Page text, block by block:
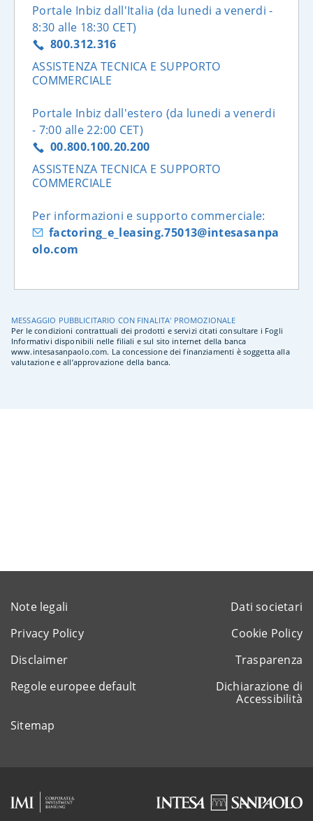
Portale Inbiz dall'Italia (da lunedi a venerdi -
8:30 alle 18:30 CET)
800.312.316
ASSISTENZA TECNICA E SUPPORTO
COMMERCIALE
Portale Inbiz dall'estero (da lunedi a venerdi
- 7:00 alle 22:00 CET)
00.800.100.20.200
ASSISTENZA TECNICA E SUPPORTO
COMMERCIALE
Per informazioni e supporto commerciale:
factoring_e_leasing.75013@intesasanpa
olo.com
MESSAGGIO PUBBLICITARIO CON FINALITA' PROMOZIONALE
Per le condizioni contrattuali dei prodotti e servizi citati consultare i Fogli
Informativi disponibili nelle filiali e sul sito internet della banca
www.intesasanpaolo.com. La concessione dei finanziamenti è soggetta alla
valutazione e all’approvazione della banca.
Note legali
Dati societari
Privacy Policy
Cookie Policy
Disclaimer
Trasparenza
Regole europee default
Dichiarazione di
Accessibilità
Sitemap